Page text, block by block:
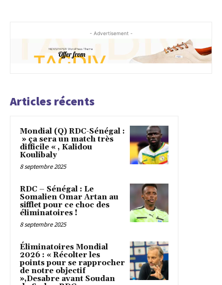
- Advertisement -
Articles récents
Mondial (Q) RDC-Sénégal :
» ça sera un match très
difficile « , Kalidou
Koulibaly
8 septembre 2025
RDC – Sénégal : Le
Somalien Omar Artan au
sifflet pour ce choc des
éliminatoires !
8 septembre 2025
Éliminatoires Mondial
2026 : « Récolter les
points pour se rapprocher
de notre objectif
»,Desabre avant Soudan